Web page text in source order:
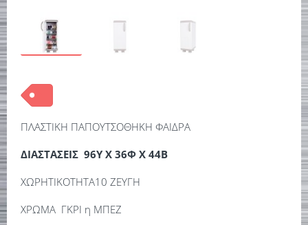
ΠΛΑΣΤΙΚΗ ΠΑΠΟΥΤΣΟΘΗΚΗ ΦΑΙΔΡΑ
ΔΙΑΣΤΑΣΕΙΣ 96Υ Χ 36Φ Χ 44Β
ΧΩΡΗΤΙΚΟΤΗΤΑ10 ΖΕΥΓΗ
ΧΡΩΜΑ ΓΚΡΙ η ΜΠΕΖ